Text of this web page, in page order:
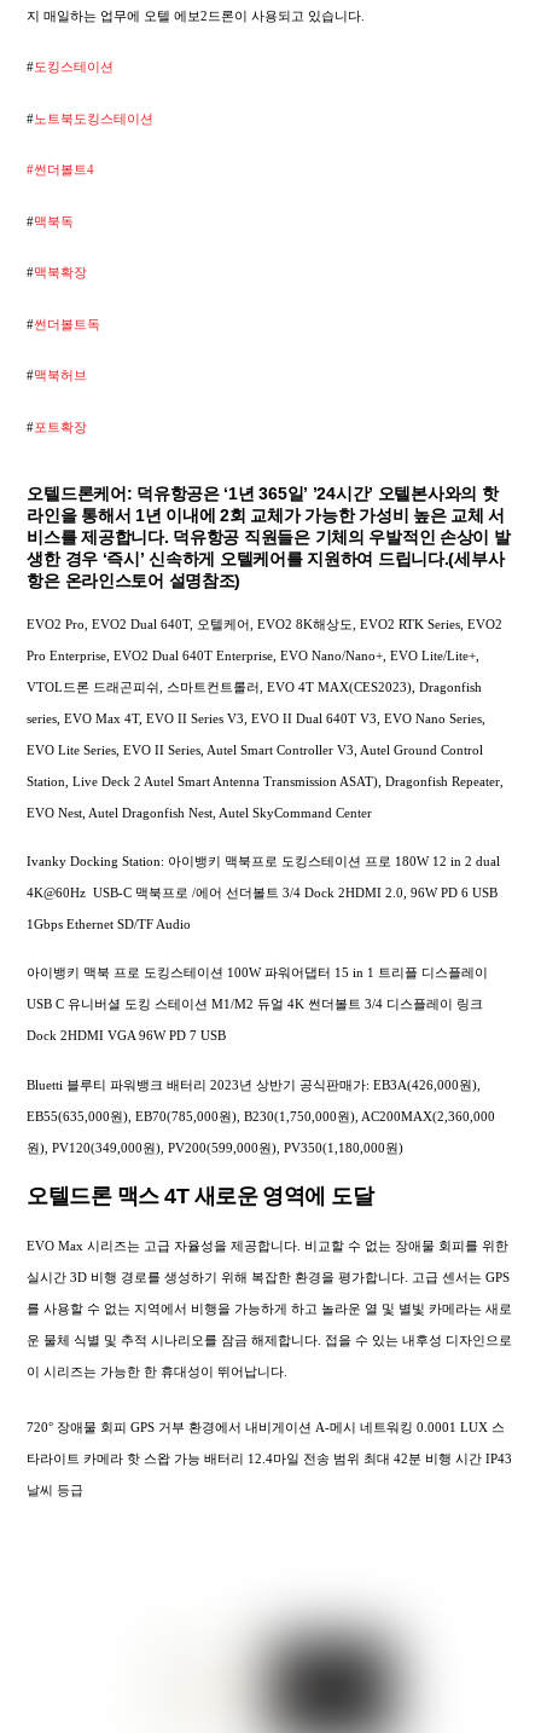
지 매일하는 업무에 오텔 에보2드론이 사용되고 있습니다.
#도킹스테이션
#노트북도킹스테이션
#썬더볼트4
#맥북독
#맥북확장
#썬더볼트독
#맥북허브
#포트확장
오텔드론케어: 덕유항공은 ‘1년 365일’ ’24시간’ 오텔본사와의 핫
라인을 통해서 1년 이내에 2회 교체가 가능한 가성비 높은 교체 서
비스를 제공합니다. 덕유항공 직원들은 기체의 우발적인 손상이 발
생한 경우 ‘즉시’ 신속하게 오텔케어를 지원하여 드립니다.(세부사
항은 온라인스토어 설명참조)
EVO2 Pro, EVO2 Dual 640T, 오텔케어, EVO2 8K해상도, EVO2 RTK Series, EVO2
Pro Enterprise, EVO2 Dual 640T Enterprise, EVO Nano/Nano+, EVO Lite/Lite+,
VTOL드론 드래곤피쉬, 스마트컨트롤러, EVO 4T MAX(CES2023), Dragonfish
series, EVO Max 4T, EVO II Series V3, EVO II Dual 640T V3, EVO Nano Series,
EVO Lite Series, EVO II Series, Autel Smart Controller V3, Autel Ground Control
Station, Live Deck 2 Autel Smart Antenna Transmission ASAT), Dragonfish Repeater,
EVO Nest, Autel Dragonfish Nest, Autel SkyCommand Center
Ivanky Docking Station: 아이뱅키 맥북프로 도킹스테이션 프로 180W 12 in 2 dual
4K@60Hz USB-C 맥북프로 /에어 선더볼트 3/4 Dock 2HDMI 2.0, 96W PD 6 USB
1Gbps Ethernet SD/TF Audio
아이뱅키 맥북 프로 도킹스테이션 100W 파워어댑터 15 in 1 트리플 디스플레이
USB C 유니버셜 도킹 스테이션 M1/M2 듀얼 4K 썬더볼트 3/4 디스플레이 링크
Dock 2HDMI VGA 96W PD 7 USB
Bluetti 블루티 파워뱅크 배터리 2023년 상반기 공식판매가: EB3A(426,000원),
EB55(635,000원), EB70(785,000원), B230(1,750,000원), AC200MAX(2,360,000
원), PV120(349,000원), PV200(599,000원), PV350(1,180,000원)
오텔드론 맥스 4T 새로운 영역에 도달
EVO Max 시리즈는 고급 자율성을 제공합니다. 비교할 수 없는 장애물 회피를 위한
실시간 3D 비행 경로를 생성하기 위해 복잡한 환경을 평가합니다. 고급 센서는 GPS
를 사용할 수 없는 지역에서 비행을 가능하게 하고 놀라운 열 및 별빛 카메라는 새로
운 물체 식별 및 추적 시나리오를 잠금 해제합니다. 접을 수 있는 내후성 디자인으로
이 시리즈는 가능한 한 휴대성이 뛰어납니다.
720° 장애물 회피 GPS 거부 환경에서 내비게이션 A-메시 네트워킹 0.0001 LUX 스
타라이트 카메라 핫 스왑 가능 배터리 12.4마일 전송 범위 최대 42분 비행 시간 IP43
날씨 등급